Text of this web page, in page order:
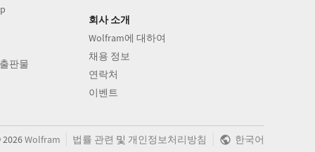
판물
회사 소개
Wolfram에 대하여
채용 정보
연락처
이벤트
2026Wolfram 법률 관련 및 개인정보처리방침 한국어